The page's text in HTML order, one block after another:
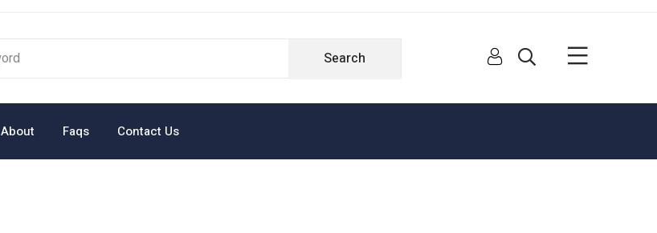
Search
About Faqs Contact Us